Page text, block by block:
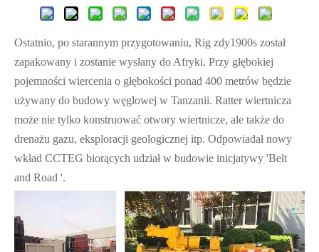
Ostatnio, po starannym przygotowaniu, Rig zdy1900s został
zapakowany i zostanie wysłany do Afryki. Przy głębokiej
pojemności wiercenia o głębokości ponad 400 metrów będzie
używany do budowy węglowej w Tanzanii. Ratter wiertnicza
może nie tylko konstruować otwory wiertnicze, ale także do
drenażu gazu, eksploracji geologicznej itp. Odpowiadał nowy
wkład CCTEG biorących udział w budowie inicjatywy 'Belt
and Road '.